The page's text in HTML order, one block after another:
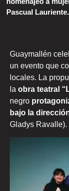
Pascual Lauriente.
Guaymallén
un evento que
locales. La
la obra teatral
negro
bajo la
Gladys Ravalle).